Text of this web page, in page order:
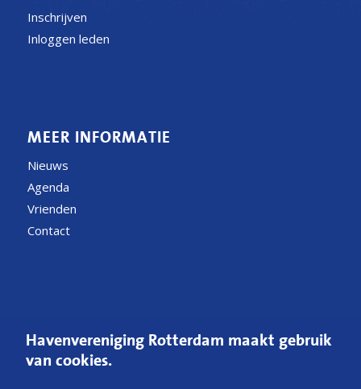
Inschrijven
Inloggen leden
MEER INFORMATIE
Nieuws
Agenda
Vrienden
Contact
Postbus 54200
Havenvereniging Rotterdam maakt gebruik
van cookies.